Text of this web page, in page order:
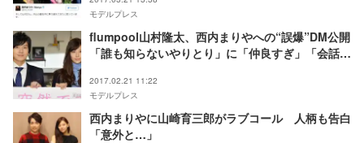
モデルプレス
flumpool山村隆太、西内まりやへの“誤爆”DM公開
「誰も知らないやりとり」に「仲良すぎ」「会話可
2017.02.21 11:22
モデルプレス
西内まりやに山崎育三郎がラブコール 人柄も告白
「意外と…」